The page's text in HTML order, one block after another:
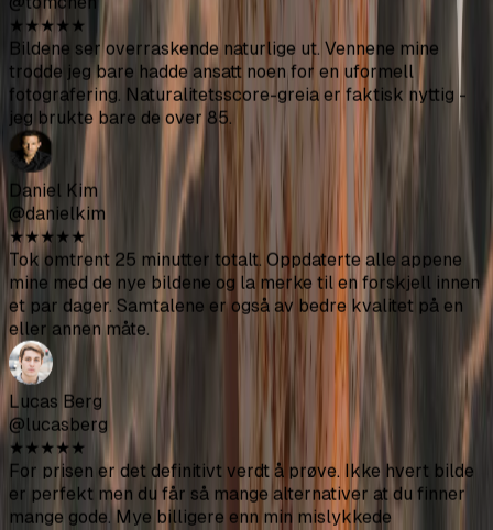
Lucas Berg
@lucasberg
★★★ ★★
For prisen er det definitivt verdt å prøve. Ikke hvert bilde
er perfekt men du får så mange alternativer at du finner
mange gode. Mye billigere enn min mislykkede
fotografering i fjor.
Oliver Taylor
@olivertaylor
★★★ ★★
Resultatene er solide totalt sett. Den plattformspesifikke
optimaliseringen for Tinder/Bumble gir mening. Eneste
klage er at noen bilder har dette litt 'for perfekte'
utseendet, men de fleste ser naturlige nok ut.
Daniel Foster
@danielfoster